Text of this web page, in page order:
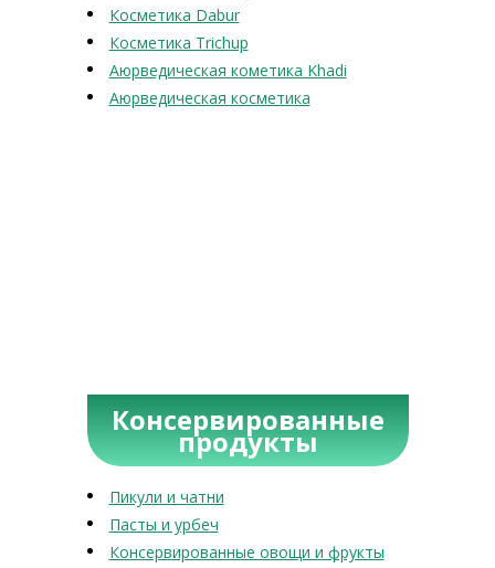
Косметика Dabur
Косметика Trichup
Аюрведическая кометика Khadi
Аюрведическая косметика
Консервированные
продукты
Пикули и чатни
Пасты и урбеч
Консервированные овощи и фрукты